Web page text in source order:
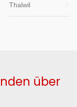
Thalwil
über